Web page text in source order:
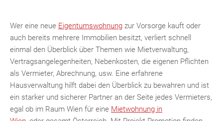
Wer eine neue Eigentumswohnung zur Vorsorge kauft oder
auch bereits mehrere Immobilien besitzt, verliert schnell
einmal den Überblick über Themen wie Mietverwaltung,
Vertragsangelegenheiten, Nebenkosten, die eigenen Pflichten
als Vermieter, Abrechnung, usw. Eine erfahrene
Hausverwaltung hilft dabei den Überblick zu bewahren und ist
ein starker und sicherer Partner an der Seite jedes Vermieters,
egal ob im Raum Wien für eine Mietwohnung in